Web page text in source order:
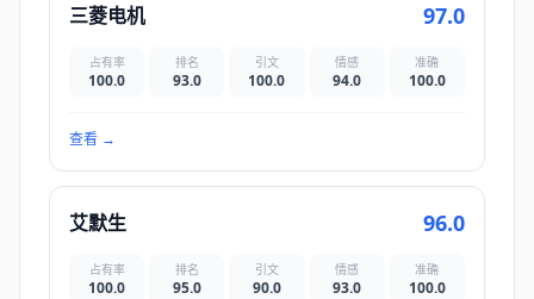
三菱电机 97.0
占有率
100.0
排名
93.0
引文
100.0
情感
94.0
准确
100.0
查看 →
艾默生 96.0
占有率
100.0
排名
95.0
引文
90.0
情感
93.0
准确
100.0